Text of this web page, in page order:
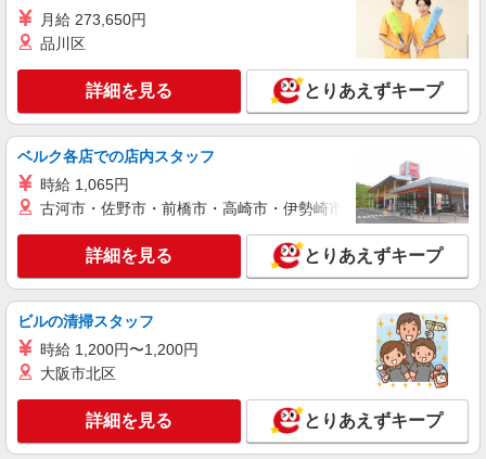
月給 273,650円
品川区
詳細を見る とりあえずキープ
ベルク各店での店内スタッフ
時給 1,065円
古河市・佐野市・前橋市・高崎市・伊勢崎市・太田市・館林市
詳細を見る とりあえずキープ
ビルの清掃スタッフ
時給 1,200円〜1,200円
大阪市北区
詳細を見る とりあえずキープ